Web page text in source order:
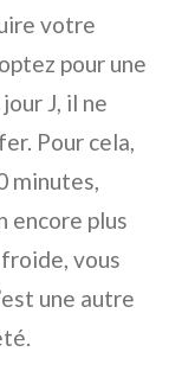
votre
pour une
J, il ne
Pour cela,
minutes,
encore plus
vous
une autre